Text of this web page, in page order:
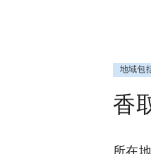
地域包
香
所在地